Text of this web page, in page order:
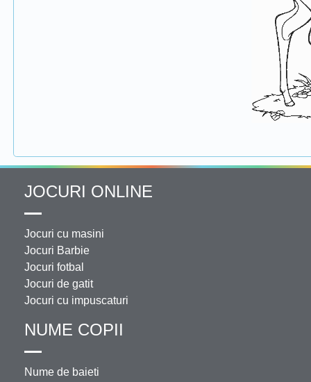
JOCURI ONLINE
Jocuri cu masini
Jocuri Barbie
Jocuri fotbal
Jocuri de gatit
Jocuri cu impuscaturi
NUME COPII
Nume de baieti